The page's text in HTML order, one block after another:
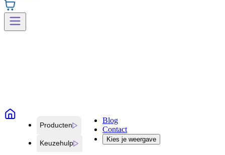
Producten
Keuzehulp
Blog
Contact
Kies je weergave